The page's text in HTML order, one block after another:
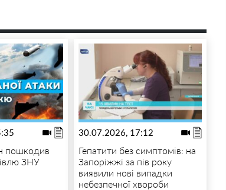
пошкодив
ЗНУ
30.07.2026, 17:12
Гепатити без симптомів: на
Запоріжжі за пів року
виявили нові випадки
небезпечної хвороби